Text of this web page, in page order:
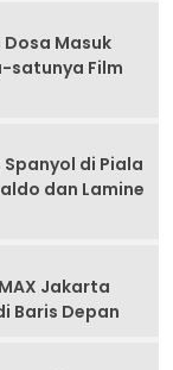
Masuk
satunya Film
di Piala
dan Lamine
Jakarta
Baris Depan